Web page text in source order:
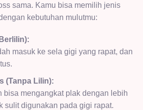
sama. Kamu bisa memilih jenis
kebutuhan mulutmu:
masuk ke sela gigi yang rapat, dan
(Tanpa Lilin):
bisa mengangkat plak dengan lebih
sulit digunakan pada gigi rapat.